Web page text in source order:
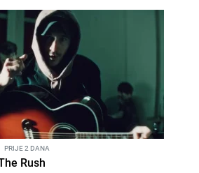
PRIJE 2 DANA
Rush